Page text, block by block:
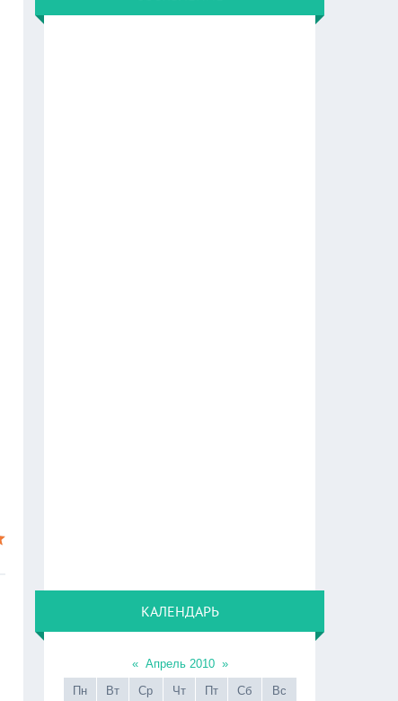
КАЛЕНДАРЬ
« Апрель 2010 »
Пн
Вт Ср Чт Пт Сб Вс